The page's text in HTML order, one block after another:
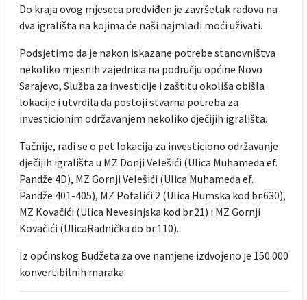
Do kraja ovog mjeseca predviđen je završetak radova na
dva igrališta na kojima će naši najmlađi moći uživati.
Podsjetimo da je nakon iskazane potrebe stanovništva
nekoliko mjesnih zajednica na području općine Novo
Sarajevo, Služba za investicije i zaštitu okoliša obišla
lokacije i utvrdila da postoji stvarna potreba za
investicionim održavanjem nekoliko dječijih igrališta.
Tačnije, radi se o pet lokacija za investiciono održavanje
dječijih igrališta u MZ Donji Velešići (Ulica Muhameda ef.
Pandže 4D), MZ Gornji Velešići (Ulica Muhameda ef.
Pandže 401-405), MZ Pofalići 2 (Ulica Humska kod br.630),
MZ Kovačići (Ulica Nevesinjska kod br.21) i MZ Gornji
Kovačići (UlicaRadnička do br.110).
Iz općinskog Budžeta za ove namjene izdvojeno je 150.000
konvertibilnih maraka.